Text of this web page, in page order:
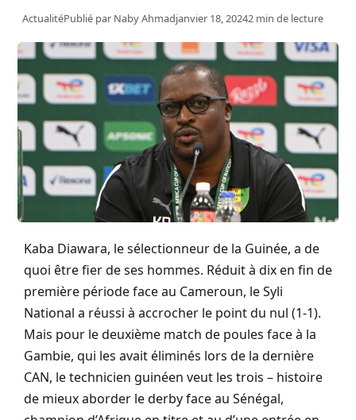
ActualitéPublié par Naby Ahmadjanvier 18, 20242 min de lecture
Kaba Diawara, le sélectionneur de la Guinée, a de
quoi être fier de ses hommes. Réduit à dix en fin de
première période face au Cameroun, le Syli
National a réussi à accrocher le point du nul (1-1).
Mais pour le deuxième match de poules face à la
Gambie, qui les avait éliminés lors de la dernière
CAN, le technicien guinéen veut les trois – histoire
de mieux aborder le derby face au Sénégal,